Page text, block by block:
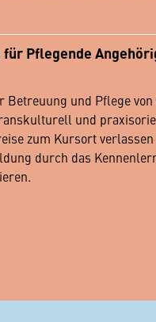
Pflegende
und Pflege
und
zum Kursort
durch das